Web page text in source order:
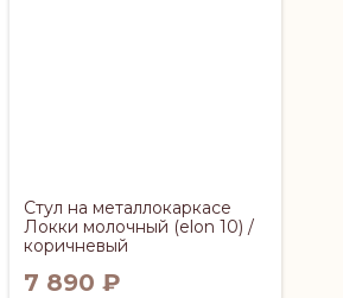
Стул на металлокаркасе
Локки молочный (elon 10) /
коричневый
7 890 ₽